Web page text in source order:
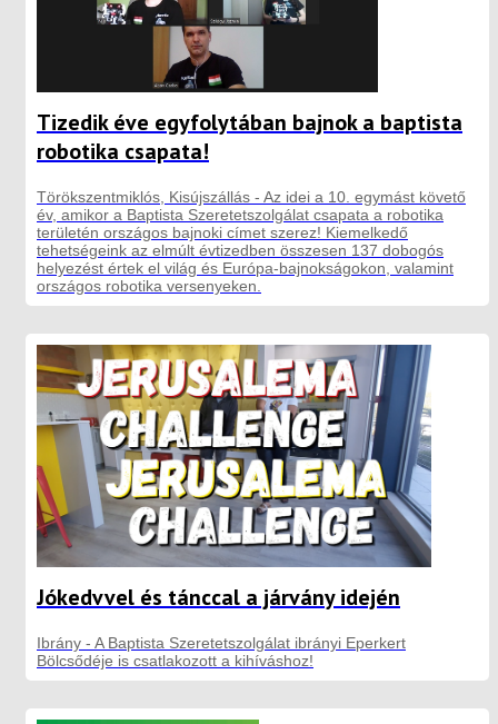
Tizedik éve egyfolytában bajnok a baptista
robotika csapata!
Törökszentmiklós, Kisújszállás - Az idei a 10. egymást követő
év, amikor a Baptista Szeretetszolgálat csapata a robotika
területén országos bajnoki címet szerez! Kiemelkedő
tehetségeink az elmúlt évtizedben összesen 137 dobogós
helyezést értek el világ és Európa-bajnokságokon, valamint
országos robotika versenyeken.
Jókedvvel és tánccal a járvány idején
Ibrány - A Baptista Szeretetszolgálat ibrányi Eperkert
Bölcsődéje is csatlakozott a kihíváshoz!